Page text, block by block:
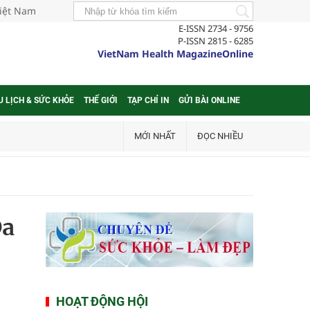
Nam
E-ISSN 2734 - 9756
P-ISSN 2815 - 6285
VietNam Health MagazineOnline
LỊCH & SỨC KHỎE THẾ GIỚI TẠP CHÍ IN GỬI BÀI ONLINE
MỚI NHẤT ĐỌC NHIỀU
HOẠT ĐỘNG HỘI